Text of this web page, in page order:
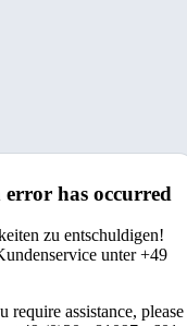
has occurred
zu entschuldigen!
unter +49
assistance, please